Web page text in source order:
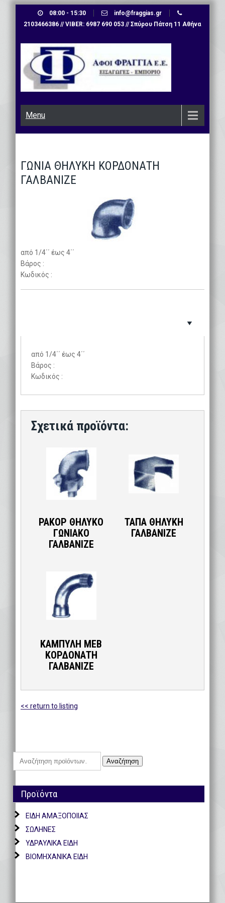
08:00 - 15:30
info@fraggias.gr
2103466386 // VIBER: 6987 690 053 // Σπύρου Πάτση 11 Αθήνα
Menu
ΓΩΝΙΑ ΘΗΛΥΚΗ ΚΟΡΔΟΝΑΤΗ
ΓΑΛΒΑΝΙΖΕ
από 1/4΄΄ έως 4΄΄
Βάρος :
Κωδικός :
από 1/4΄΄ έως 4΄΄
Βάρος :
Κωδικός :
ΡΑΚΟΡ ΘΗΛΥΚΟ
ΓΩΝΙΑΚΟ
ΓΑΛΒΑΝΙΖΕ
ΤΑΠΑ ΘΗΛΥΚΗ
ΓΑΛΒΑΝΙΖΕ
ΚΑΜΠΥΛΗ ΜΕΒ
ΚΟΡΔΟΝΑΤΗ
ΓΑΛΒΑΝΙΖΕ
<< return to listing
Αναζήτηση
για:
Αναζήτηση
Προϊόντα
ΕΙΔΗ ΑΜΑΞΟΠΟΙΙΑΣ
ΣΩΛΗΝΕΣ
ΥΔΡΑΥΛΙΚΑ ΕΙΔΗ
ΒΙΟΜΗΧΑΝΙΚΑ ΕΙΔΗ